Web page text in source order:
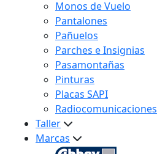
Monos de Vuelo
Pantalones
Pañuelos
Parches e Insignias
Pasamontañas
Pinturas
Placas SAPI
Radiocomunicaciones
Taller
Marcas